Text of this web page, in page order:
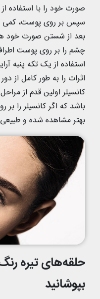
صورت خود را با استفاده
سپس بر روی پوست، کمی
بعد از شستن صورت خود
چشم را بر روی پوست
استفاده از یک تکه پنبه
اثرات را به طور کامل از
کانسیلر اولین قدم از
باشد که اگر کانسیلر را
بهتر مشاهده شده و
حلقه‌های تیره
بپوشانید